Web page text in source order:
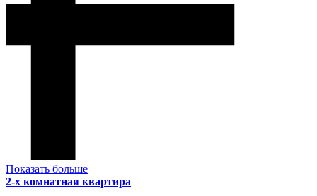
Показать больше
2-х комнатная квартира